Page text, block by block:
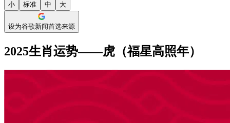
小 标准 中 大
设为谷歌新闻首选来源
2025生肖运势——虎（福星高照年）